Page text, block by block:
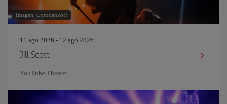
Imagen: Gorodenkoff
11 ago 2026 - 12 ago 2026
Jill Scott
YouTube Theater